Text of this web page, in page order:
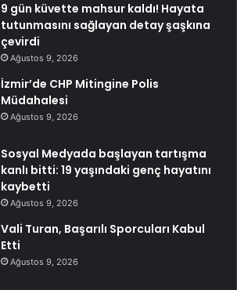
9 gün küvette mahsur kaldı! Hayata
tutunmasını sağlayan detay şaşkına
çevirdi
Ağustos 9, 2026
İzmir’de CHP Mitingine Polis
Müdahalesi
Ağustos 9, 2026
Sosyal Medyada başlayan tartışma
kanlı bitti: 19 yaşındaki genç hayatını
kaybetti
Ağustos 9, 2026
Vali Turan, Başarılı Sporcuları Kabul
Etti
Ağustos 9, 2026